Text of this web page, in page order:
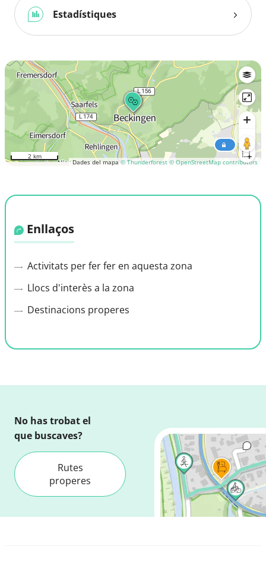
Estadístiques
Dades del mapa© Thunderforest © OpenStreetMap contributors
2 km
Enllaços
Activitats per fer fer en aquesta zona
Llocs d'interès a la zona
Destinacions properes
No has trobat el
que buscaves?
Rutes
properes